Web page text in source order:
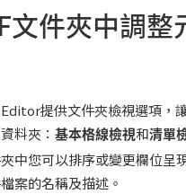
文件夾中調整
提供文件夾檢視選項，
料夾： 基本格線檢視和清單
中您可以排序或變更欄位呈
案的名稱及描述。